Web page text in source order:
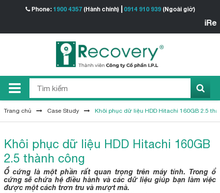
Phone: 1900 4357(Hành chính) 0914 910 939(Ngoài giờ)
Trang chủ Case Study Khôi phục dữ liệu HDD Hitachi 160GB 2.5
Khôi phục dữ liệu HDD Hitachi 160GB
2.5 thành công
Ổ cứng là một phần rất quan trọng trên máy tính. Trong ổ
cứng sẽ chứa hệ điều hành và các dữ liệu giúp bạn làm việc
được một cách trơn tru và mượt mà.